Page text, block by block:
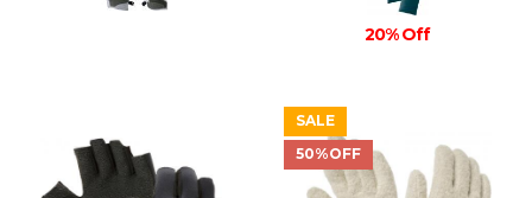
20% Off
SALE
50%OFF